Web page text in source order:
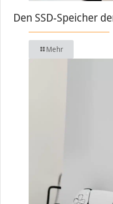
Den SSD-Speicher
Mehr